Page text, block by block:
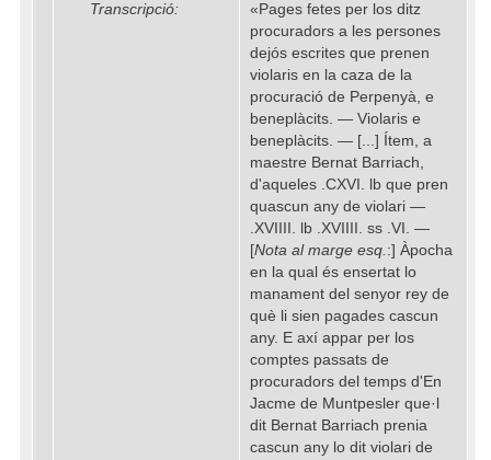
Transcripció:
«Pages fetes per los ditz
procuradors a les persones
dejós escrites que prenen
violaris en la caza de la
procuració de Perpenyà, e
beneplàcits. — Violaris e
beneplàcits. — [...] Ítem, a
maestre Bernat Barriach,
d'aqueles .CXVI. lb que pren
quascun any de violari —
.XVIIII. lb .XVIIII. ss .VI. —
[Nota al marge esq. :] Àpocha
en la qual és ensertat lo
manament del senyor rey de
què li sien pagades cascun
any. E axí appar per los
comptes passats de
procuradors del temps d'En
Jacme de Muntpesler que·l
dit Bernat Barriach prenia
cascun any lo dit violari de